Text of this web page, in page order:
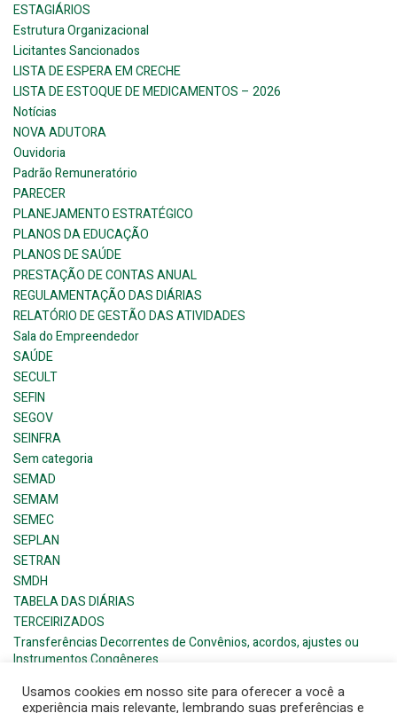
ESTAGIÁRIOS
Estrutura Organizacional
Licitantes Sancionados
LISTA DE ESPERA EM CRECHE
LISTA DE ESTOQUE DE MEDICAMENTOS – 2026
Notícias
NOVA ADUTORA
Ouvidoria
Padrão Remuneratório
PARECER
PLANEJAMENTO ESTRATÉGICO
PLANOS DA EDUCAÇÃO
PLANOS DE SAÚDE
PRESTAÇÃO DE CONTAS ANUAL
REGULAMENTAÇÃO DAS DIÁRIAS
RELATÓRIO DE GESTÃO DAS ATIVIDADES
Sala do Empreendedor
SAÚDE
SECULT
SEFIN
SEGOV
SEINFRA
Sem categoria
SEMAD
SEMAM
SEMEC
SEPLAN
SETRAN
SMDH
TABELA DAS DIÁRIAS
TERCEIRIZADOS
Transferências Decorrentes de Convênios, acordos, ajustes ou
Instrumentos Congêneres
Usamos cookies em nosso site para oferecer a você a
experiência mais relevante, lembrando suas preferências e